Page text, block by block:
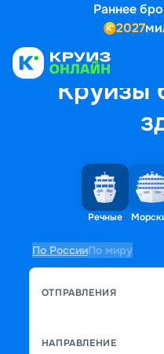
Раннее
2027
Круизы
Речные
По РоссииПо миру
ОТПРАВЛЕНИЯ
НАПРАВЛЕНИЕ